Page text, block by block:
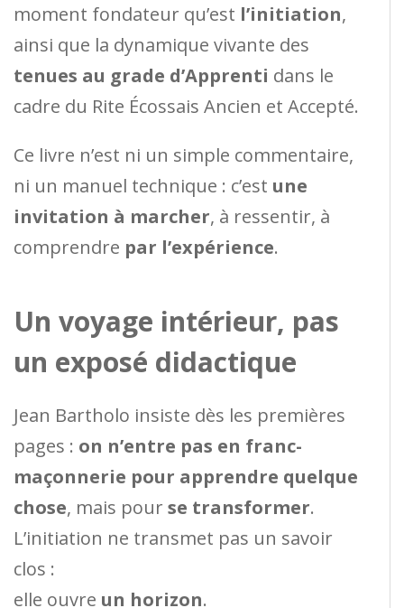
moment fondateur qu’est l’initiation,
ainsi que la dynamique vivante des
tenues au grade d’Apprenti dans le
cadre du Rite Écossais Ancien et Accepté.
Ce livre n’est ni un simple commentaire,
ni un manuel technique : c’est une
invitation à marcher, à ressentir, à
comprendre par l’expérience.
Un voyage intérieur, pas
un exposé didactique
Jean Bartholo insiste dès les premières
pages : on n’entre pas en franc-
maçonnerie pour apprendre quelque
chose, mais pour se transformer.
L’initiation ne transmet pas un savoir
clos :
elle ouvre un horizon.